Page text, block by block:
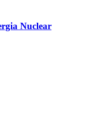
Nuclear